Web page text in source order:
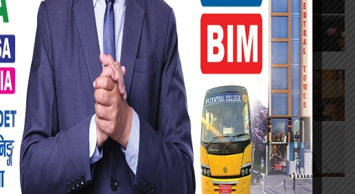
।
गाडीको व्यवस्था गरी घुम्ती खोप सेवा
गरिएको संस्थाले जनाएको छ